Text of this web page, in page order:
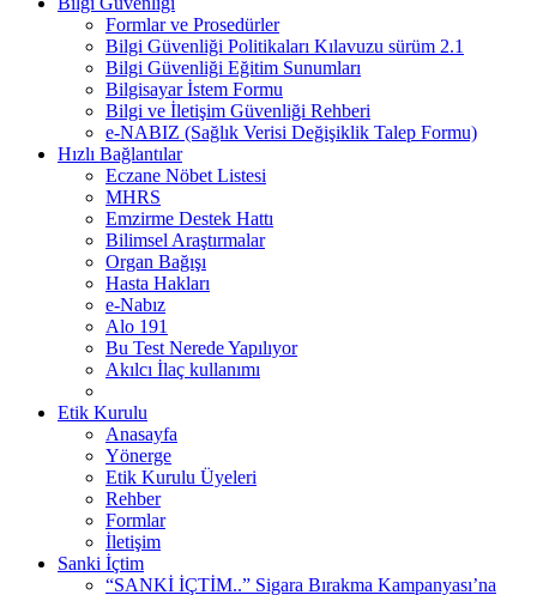
Formlar ve Prosedürler
Bilgi Güvenliği Politikaları Kılavuzu sürüm 2.1
Bilgi Güvenliği Eğitim Sunumları
Bilgisayar İstem Formu
Bilgi ve İletişim Güvenliği Rehberi
e-NABIZ (Sağlık Verisi Değişiklik Talep Formu)
Hızlı Bağlantılar
Eczane Nöbet Listesi
MHRS
Emzirme Destek Hattı
Bilimsel Araştırmalar
Organ Bağışı
Hasta Hakları
e-Nabız
Alo 191
Bu Test Nerede Yapılıyor
Akılcı İlaç kullanımı
Etik Kurulu
Anasayfa
Yönerge
Etik Kurulu Üyeleri
Rehber
Formlar
İletişim
Sanki İçtim
“SANKİ İÇTİM..” Sigara Bırakma Kampanyası’na